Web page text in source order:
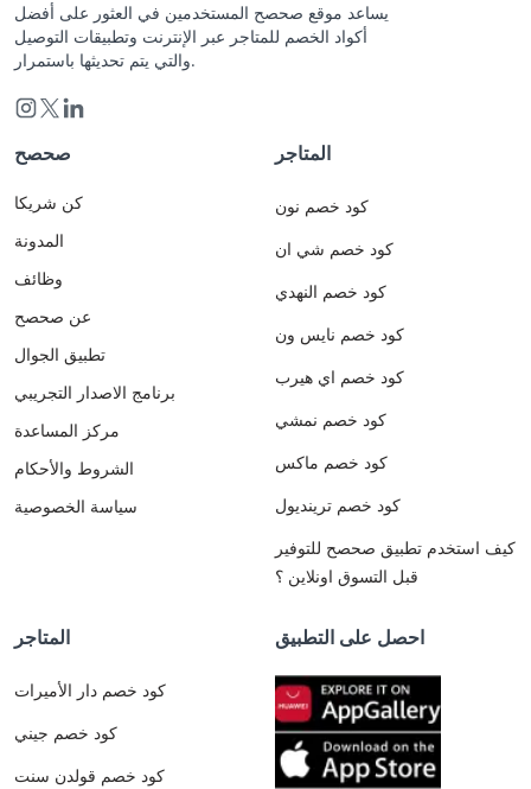
يساعد موقع صحصح المستخدمين في العثور على أفضل
أكواد الخصم للمتاجر عبر الإنترنت وتطبيقات التوصيل
والتي يتم تحديثها باستمرار.
صحصح
كن شريكا
المدونة
وظائف
عن صحصح
تطبيق الجوال
برنامج الاصدار التجريبي
مركز المساعدة
الشروط والأحكام
سياسة الخصوصية
المتاجر
كود خصم نون
كود خصم شي ان
كود خصم النهدي
كود خصم نايس ون
كود خصم اي هيرب
كود خصم نمشي
كود خصم ماكس
كود خصم ترينديول
كيف استخدم تطبيق صحصح للتوفير
قبل التسوق اونلاين ؟
المتاجر
كود خصم دار الأميرات
كود خصم جيني
كود خصم قولدن سنت
احصل على التطبيق